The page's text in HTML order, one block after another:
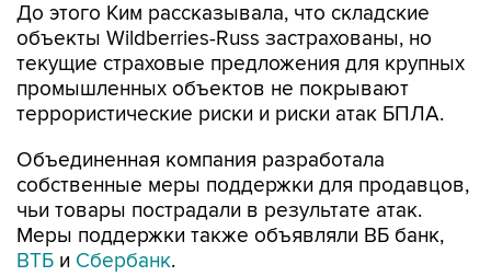
До этого Ким рассказывала, что складские
объекты Wildberries-Russ застрахованы, но
текущие страховые предложения для крупных
промышленных объектов не покрывают
террористические риски и риски атак БПЛА.
Объединенная компания разработала
собственные меры поддержки для продавцов,
чьи товары пострадали в результате атак.
Меры поддержки также объявляли ВБ банк,
ВТБ и Сбербанк.